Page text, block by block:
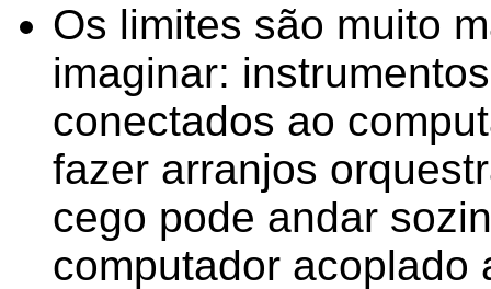
Os limites são muito
imaginar:
conectados ao
fazer arranjos
cego pode andar
computador acoplado